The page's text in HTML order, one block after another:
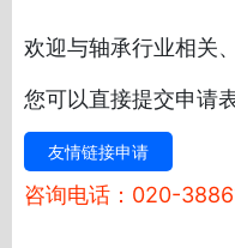
欢迎与轴承行业相关
您可以直接提交申请
友情链接申请
咨询电话：020-